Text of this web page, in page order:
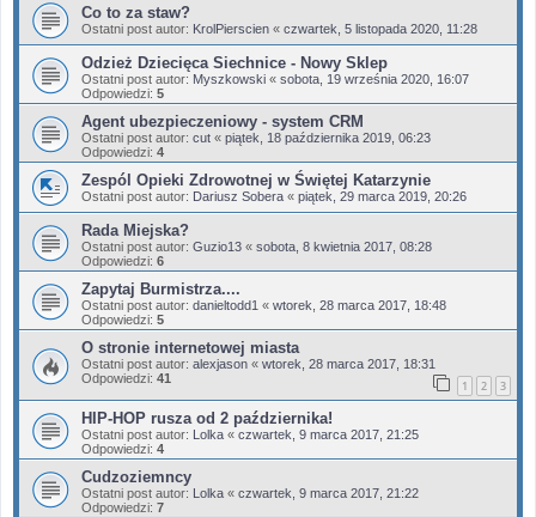
Co to za staw?
Ostatni post autor: KrolPierscien « czwartek, 5 listopada 2020, 11:28
Odzież Dziecięca Siechnice - Nowy Sklep
Ostatni post autor: Myszkowski « sobota, 19 września 2020, 16:07
Odpowiedzi: 5
Agent ubezpieczeniowy - system CRM
Ostatni post autor: cut « piątek, 18 października 2019, 06:23
Odpowiedzi: 4
Zespól Opieki Zdrowotnej w Świętej Katarzynie
Ostatni post autor: Dariusz Sobera « piątek, 29 marca 2019, 20:26
Rada Miejska?
Ostatni post autor: Guzio13 « sobota, 8 kwietnia 2017, 08:28
Odpowiedzi: 6
Zapytaj Burmistrza....
Ostatni post autor: danieltodd1 « wtorek, 28 marca 2017, 18:48
Odpowiedzi: 5
O stronie internetowej miasta
Ostatni post autor: alexjason « wtorek, 28 marca 2017, 18:31
Odpowiedzi: 41 1 2 3
HIP-HOP rusza od 2 października!
Ostatni post autor: Lolka « czwartek, 9 marca 2017, 21:25
Odpowiedzi: 4
Cudzoziemncy
Ostatni post autor: Lolka « czwartek, 9 marca 2017, 21:22
Odpowiedzi: 7